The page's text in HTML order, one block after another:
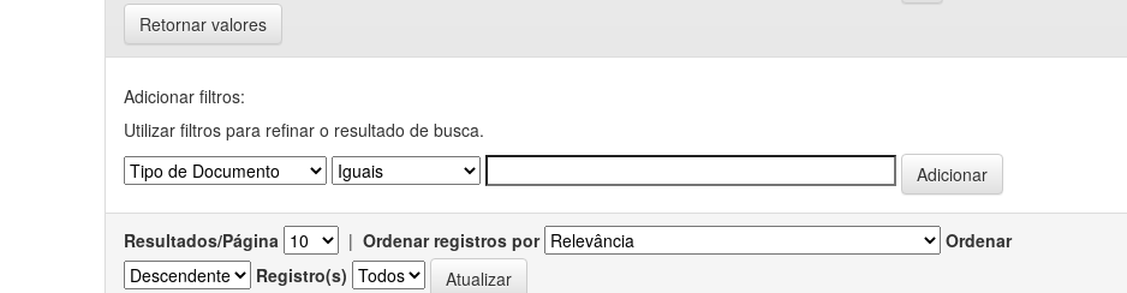
Retornar valores
Adicionar filtros:
Utilizar filtros para refinar o resultado de busca.
Resultados/Página | Ordenar registros por
Ordenar
Registro(s)